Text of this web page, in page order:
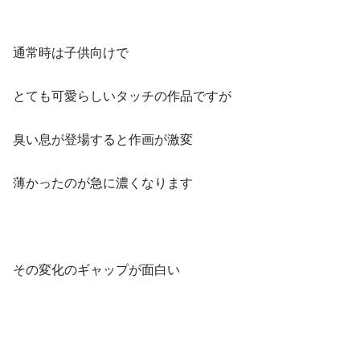
通常時は子供向けで
とても可愛らしいタッチの作品ですが
臭い息が登場すると作画が激変
薄かったのが急に濃くなります
その変化のギャップが面白い